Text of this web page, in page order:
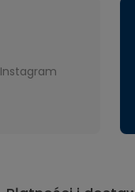
Instagram